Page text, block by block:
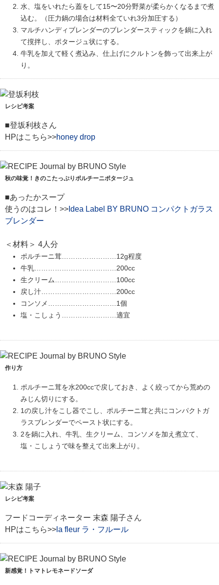
水、塩をいれたら蓋をして15〜20分野菜が柔らかくなるまで煮
込む。（圧力鍋の場合は材料全ていれ3分加圧する）
マルチハンディブレンダーのブレンダースティックを鍋に入れ
て撹拌し、ポタージュ状にする。
牛乳を加えて軽く煮込み、仕上げにクルトンを飾って出来上が
り。
レシピ考案
■登坂利枝さん
HPはこちら>>honey drop
秋の味覚！きのこたっぷりポルチーニポタージュ
■あったかスープ
使うのはコレ！>> Idea Label BY BRUNO コンパクトガラス
ブレンダー
＜材料＞ 4人分
ポルチーニ茸……………………12g程度
牛乳………………………………200cc
生クリーム………………………100cc
戻し汁……………………………200cc
コンソメ…………………………1個
塩・こしょう……………………適宜
作り方
ポルチーニ茸を水200ccで戻しておき、よく絞ってから荒めの
みじん切りにする。
1の戻し汁をこし器でこし、ポルチーニ茸と共にコンパクトガ
ラスブレンダーでペースト状にする。
2を鍋に入れ、牛乳、生クリーム、コンソメを加え煮立て、
塩・こしょうで味を整えて出来上がり。
レシピ考案
フードコーディネーター 末森 陽子さん
HPはこちら>> la fleur ラ・フルール
新感覚！トマトレモネードソーダ